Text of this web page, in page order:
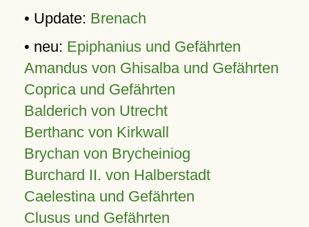
• Update: Brenach
• neu: Epiphanius und Gefährten
Amandus von Ghisalba und Gefährten
Coprica und Gefährten
Balderich von Utrecht
Berthanc von Kirkwall
Brychan von Brycheiniog
Burchard II. von Halberstadt
Caelestina und Gefährten
Clusus und Gefährten